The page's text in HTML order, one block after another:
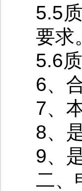
5.5
要求
5.6
6、
7、
8、
9、
二、